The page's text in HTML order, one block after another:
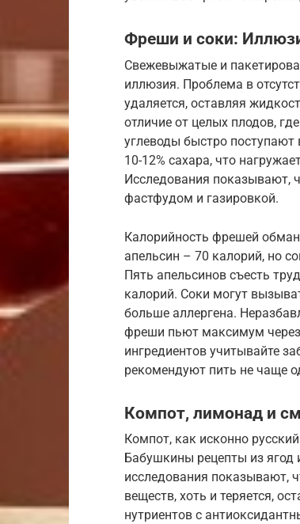
Фреши и соки:
Свежевыжатые и
иллюзия. Проблема в
удаляется, оставляя
отличие от целых плодов,
углеводы быстро
10-12% сахара, что
Исследования показывают,
фастфудом и газировкой.
Калорийность фрешей
апельсин – 70 калорий, но
Пять апельсинов съесть
калорий. Соки могут
больше аллергена.
фреши пьют максимум через
ингредиентов учитывайте
рекомендуют пить не чаще
Компот, лимонад и
Компот, как исконно
Бабушкины рецепты из ягод
исследования показывают,
веществ, хоть и теряется,
нутриентов с